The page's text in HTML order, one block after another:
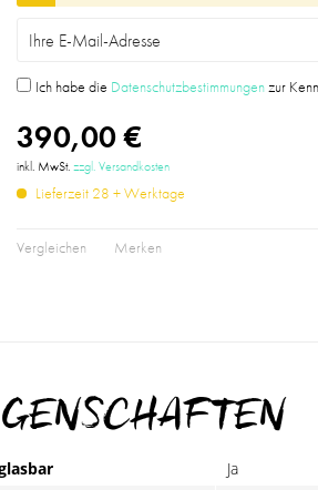
Ich habe die Datenschutzbestimmungenzur
390,00 €
inkl. MwSt.zzgl. Versandkosten
Lieferzeit 28 + Werktage
Vergleichen Merken
Ja